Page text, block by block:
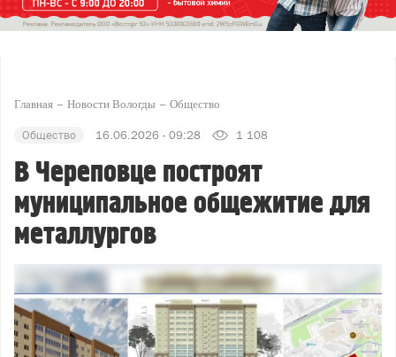
Главная Новости Вологды Общество
Общество 16.06.2026 - 09:28 1 108
В Череповце построят
муниципальное общежитие для
металлургов